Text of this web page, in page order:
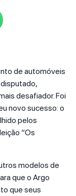
de automóveis
disputado,
desafiador. Foi
novo sucesso: o
pelos
“Os
modelos de
que o Argo
que seus